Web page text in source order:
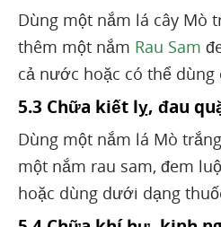
Dùng một nắm lá cây Mò
thêm một nắm Rau Sam
cả nước hoặc có thể
5.3 Chữa kiết lỵ, đau
Dùng một nắm lá Mò
một nắm rau sam, đem
hoặc dùng dưới dạng